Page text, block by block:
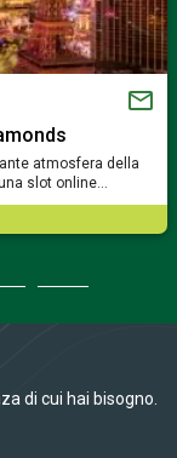
atmosfera della
slot online…
di cui hai bisogno.